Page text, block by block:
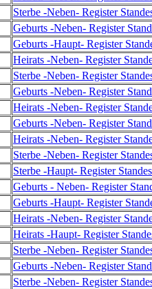
Sterbe -Neben- Register
Geburts -Neben- Register
Geburts -Haupt- Register
Heirats -Neben- Register
Sterbe -Neben- Register
Geburts -Neben- Register
Heirats -Neben- Register
Geburts -Neben- Register
Heirats -Neben- Register
Sterbe -Neben- Register
Sterbe -Haupt- Register
Geburts - Neben- Register
Geburts -Haupt- Register
Heirats -Neben- Register
Heirats -Haupt- Register
Sterbe -Neben- Register
Geburts -Neben- Register
Sterbe -Neben- Register